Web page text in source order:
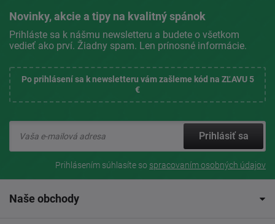
Novinky, akcie a tipy na kvalitný spánok
Prihláste sa k nášmu newsletteru a budete o všetkom
vedieť ako prví. Žiadny spam. Len prínosné informácie.
Po prihlásení sa k newsletteru vám zašleme kód na ZĽAVU 5
€
Prihlásiť sa
Prihlásením súhlasíte so spracovaním osobných údajov
Naše obchody